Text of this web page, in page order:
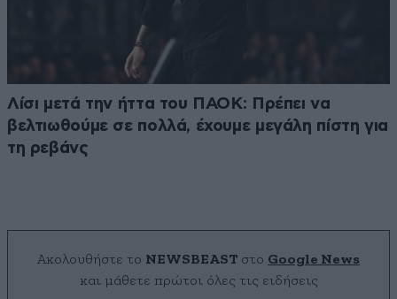
Λίσι μετά την ήττα του ΠΑΟΚ: Πρέπει να
βελτιωθούμε σε πολλά, έχουμε μεγάλη πίστη για
τη ρεβάνς
Ακολουθήστε το NEWSBEAST στο Google News
και μάθετε πρώτοι όλες τις ειδήσεις